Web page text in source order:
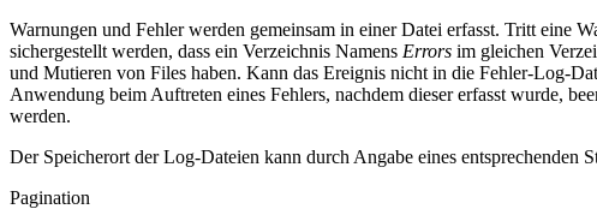
Warnungen und Fehler werden gemeinsam in einer Datei erfasst. Tritt eine
sichergestellt werden, dass ein Verzeichnis Namens Errors im gleichen
und Mutieren von Files haben. Kann das Ereignis nicht in die Fehler-Log-
Anwendung beim Auftreten eines Fehlers, nachdem dieser erfasst wurde,
werden.
Der Speicherort der Log-Dateien kann durch Angabe eines entsprechenden
Pagination